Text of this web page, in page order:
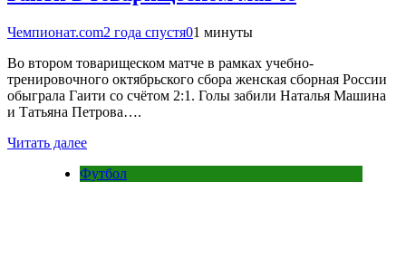
Чемпионат.com2 года спустя01 минуты
Во втором товарищеском матче в рамках учебно-
тренировочного октябрьского сбора женская сборная России
обыграла Гаити со счётом 2:1. Голы забили Наталья Машина
и Татьяна Петрова….
Читать далее
Футбол